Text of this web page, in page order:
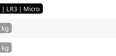
| LR3 | Micro
kg
kg